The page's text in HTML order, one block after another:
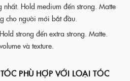
Hold medium đến strong. Matte
cho người mới bắt đầu.
strong đến extra strong. Matte.
và texture.
PHÙ HỢP VỚI LOẠI TÓC